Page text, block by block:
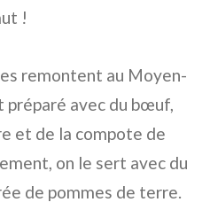
!
remontent au Moyen-
avec du bœuf,
et de la compote de
on le sert avec du
de pommes de terre.